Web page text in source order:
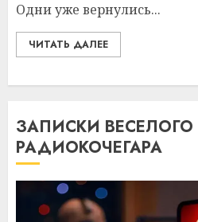
Одни уже вернулись...
ЧИТАТЬ ДАЛЕЕ
ЗАПИСКИ ВЕСЕЛОГО
РАДИОКОЧЕГАРА